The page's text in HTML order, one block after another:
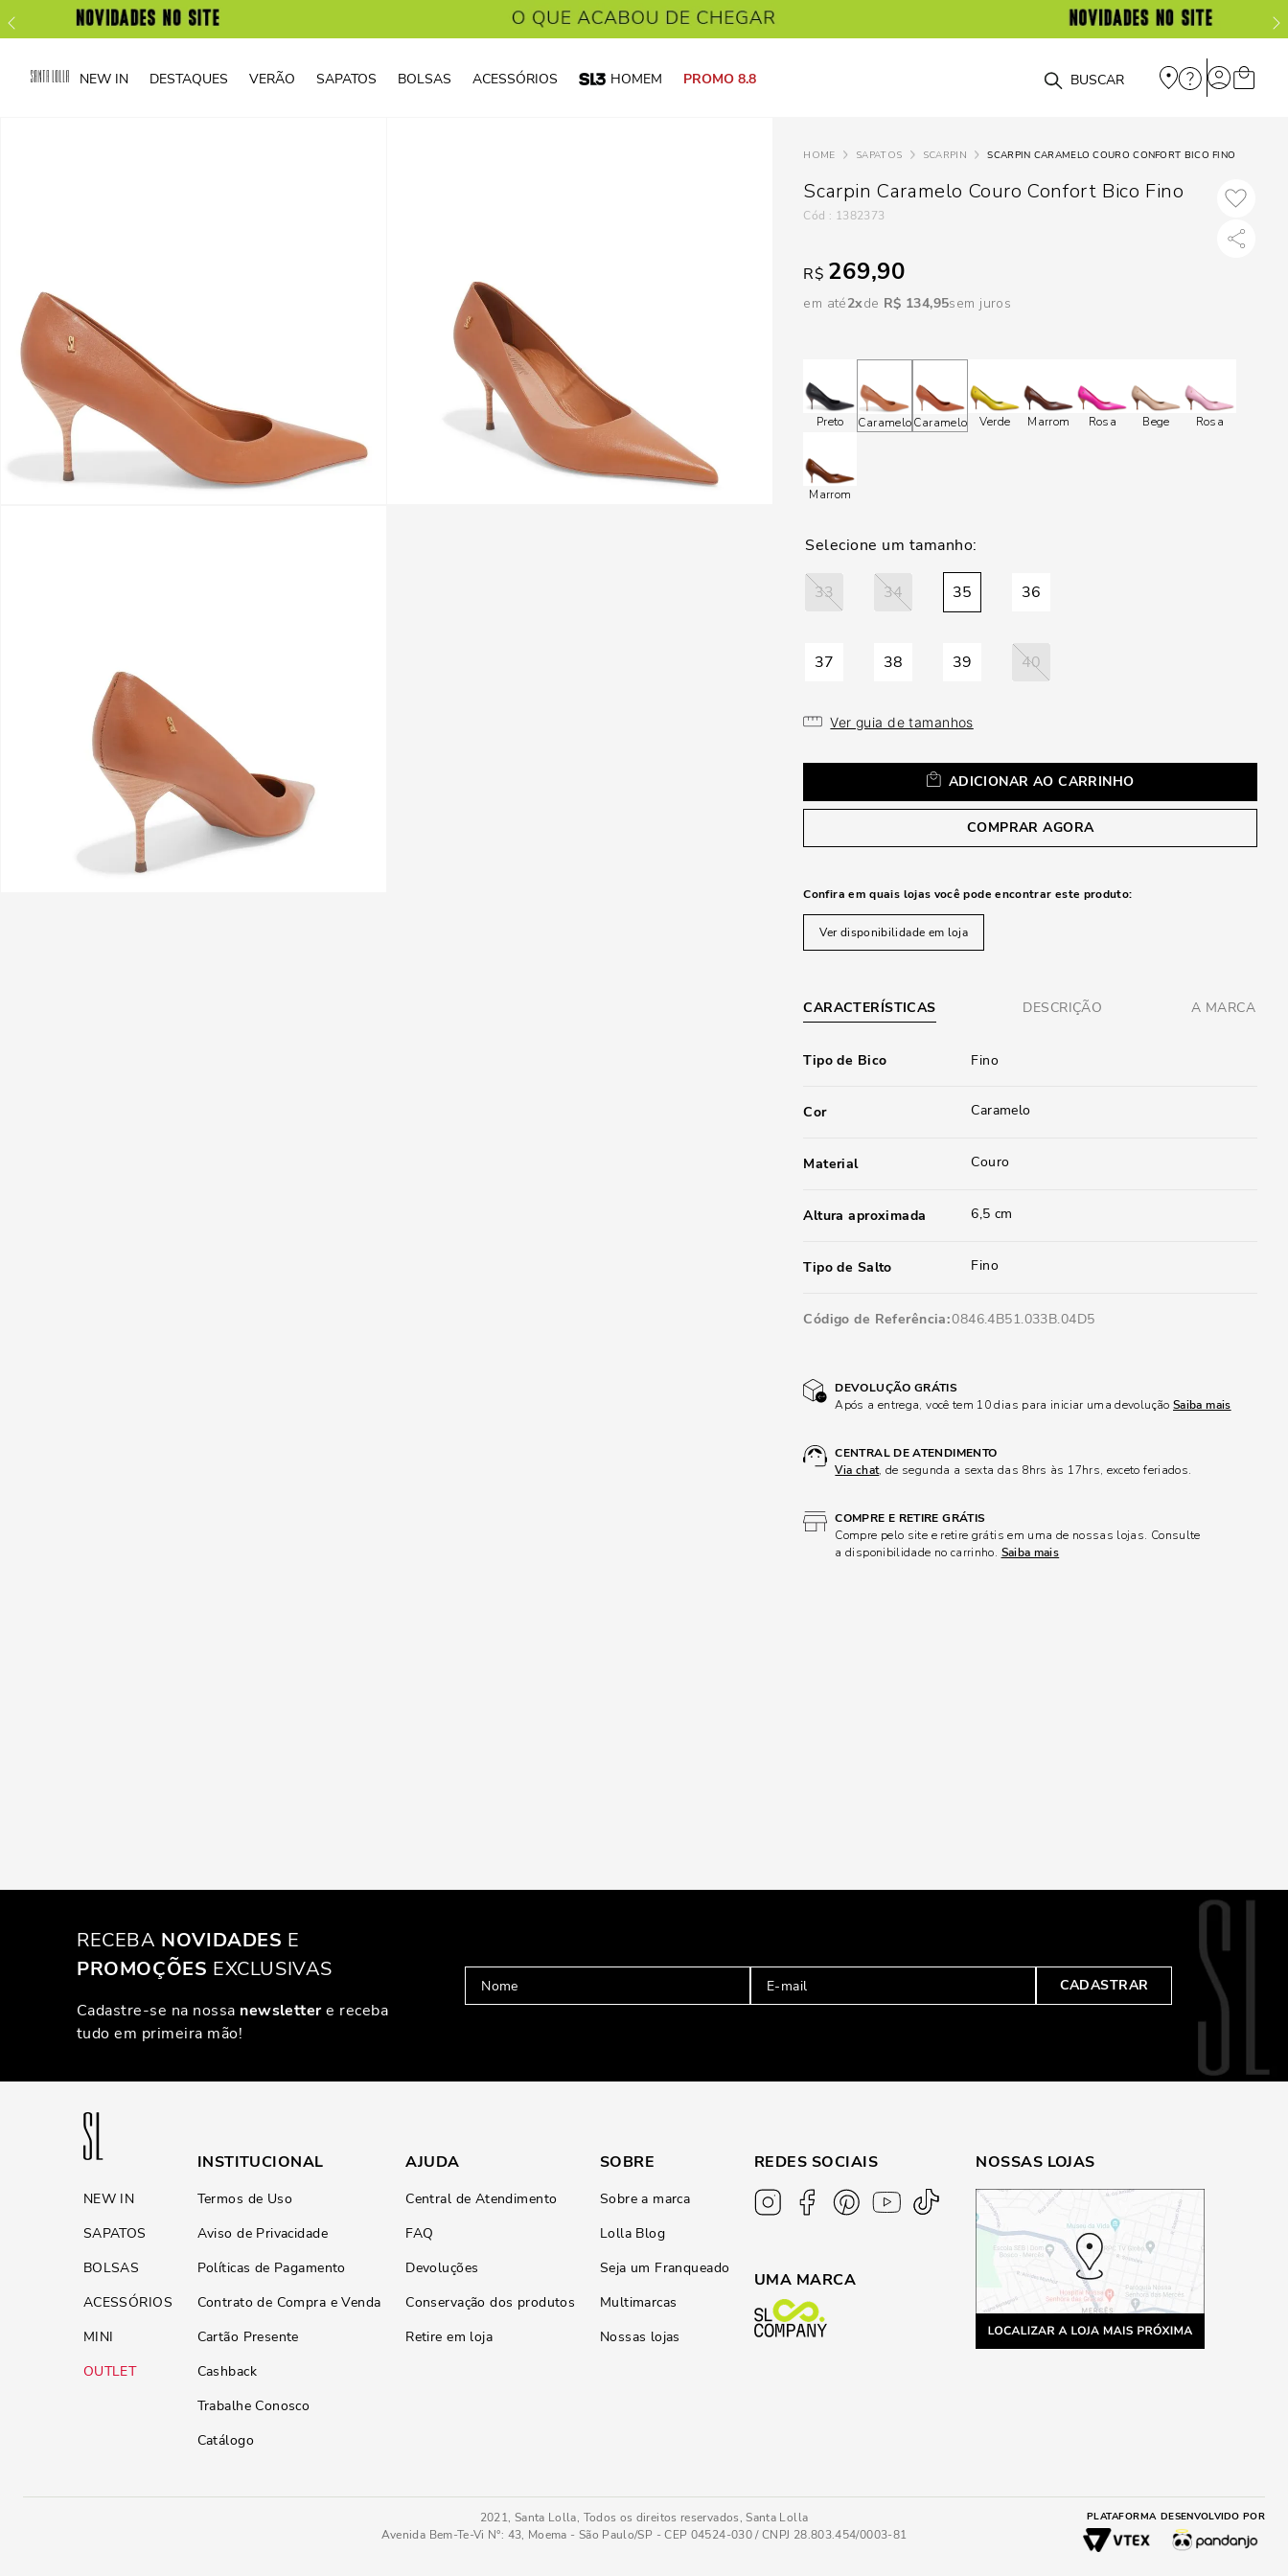
NEW IN DESTAQUES VERÃO SAPATOS BOLSAS ACESSÓRIOS HOMEM PROMO 8.8 O que você está procurando?
SAPATOS SCARPIN SCARPIN CARAMELO COURO CONFORT BICO FINO
Scarpin Caramelo Couro Confort Bico Fino
: 1382373
R$ 269,90
em até2 R$ 134,95sem juros
Preto CarameloCaramelo Verde Marrom Rosa Bege Rosa
Marrom
33 34 35 36
37 38 39 40
Ver guia de tamanhos
ADICIONAR AO CARRINHO
COMPRAR AGORA
Confira em quais lojas você pode encontrar este produto:
Ver disponibilidade em loja
CARACTERÍSTICAS DESCRIÇÃO A MARCA
Tipo de Bico Fino
Cor Caramelo
Material Couro
Altura aproximada 6,5 cm
Tipo de Salto Fino
Código de Referência 0846.4B51.033B.04D5
DEVOLUÇÃO GRÁTIS
Após a entrega, você tem 10 dias para iniciar uma devolução Saiba mais
CENTRAL DE ATENDIMENTO
Via chat, de segunda a sexta das 8hrs às 17hrs, exceto feriados.
COMPRE E RETIRE GRÁTIS
Compre pelo site e retire grátis em uma de nossas lojas. Consulte
a disponibilidade no carrinho. Saiba mais
RECEBA NOVIDADES E
PROMOÇÕES EXCLUSIVAS
Cadastre-se na nossa newslettere receba
tudo em primeira mão!
CADASTRAR
NEW IN
SAPATOS
BOLSAS
ACESSÓRIOS
MINI
OUTLET
INSTITUCIONAL
Termos de Uso
Aviso de Privacidade
Políticas de Pagamento
Contrato de Compra e Venda
Cartão Presente
Cashback
Trabalhe Conosco
Catálogo
AJUDA
Central de Atendimento
FAQ
Devoluções
Conservação dos produtos
Retire em loja
SOBRE
Sobre a marca
Lolla Blog
Seja um Franqueado
Multimarcas
Nossas lojas
REDES SOCIAIS
UMA MARCA
NOSSAS LOJAS
2021, Santa Lolla, Todos os direitos reservados, Santa Lolla
Avenida Bem-Te-Vi N°: 43, Moema - São Paulo/SP - CEP 04524-030 / CNPJ 28.803.454/0003-81
PLATAFORMA DESENVOLVIDO POR